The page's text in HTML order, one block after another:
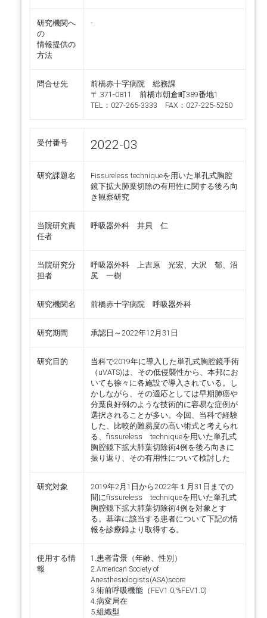
研究機関へ
の
情報提供の
方法
-
問合せ先
前橋赤十字病院 総務課
〒.371-0811 前橋市朝倉町389番地1
TEL：027-265-3333 FAX：027-225-5250
受付番号 2022-03
研究課題名
Fissureless techniqueを用いた単孔式胸腔
鏡下拡大肺葉切除の有用性に関する後ろ向
き観察研究
当院研究責
任者
呼吸器外科 井貝 仁
当院研究分
担者
呼吸器外科 上吉原 光宏、大沢 郁、沼
尻 一樹
研究機関名 前橋赤十字病院 呼吸器外科
研究期間 承認日～2022年12月31日
研究目的
当科で2019年に導入した単孔式胸腔鏡手術
（uVATS)は、その低侵襲性から、本邦にお
いても徐々に各施設で導入されている。し
かしながら、その適応としては早期肺癌や
分葉良好例のような技術的に容易な症例が
選択されることが多い。今回、当科で経験
した、比較的難易度の高い術式と考えられ
る、fissureless techniqueを用いた単孔式
胸腔鏡下拡大肺葉切除術4例を後ろ向きに
振り返り、その有用性について検討した
研究対象
2019年2月1日から2022年１月31日までの
間にfissureless techniqueを用いた単孔式
胸腔鏡下拡大肺葉切除術4例を対象とす
る。基準に該当する患者について下記の情
報を診療録より取得する。
使用する情
報
1.患者背景（年齢、性別）
2.American Society of
Anesthesiologists(ASA)score
3.術前呼吸機能（FEV1.0,%FEV1.0)
4.病変局在
5.組織型